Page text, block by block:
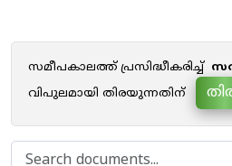
സമീപകാലത്ത് പ്രസിദ്ധീകരിച്ച്
വിപുലമായി തിരയുന്നതിന്